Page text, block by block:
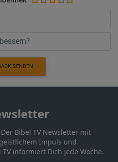
SENDEN
Bibel TV Newsletter mit
Impuls und
informiert Dich jede Woche.